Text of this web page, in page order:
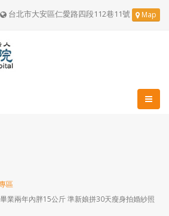
台北市大安區仁愛路四段112巷11號 Map
區
業兩年內胖15公斤 準新娘拼30天瘦身拍婚紗照